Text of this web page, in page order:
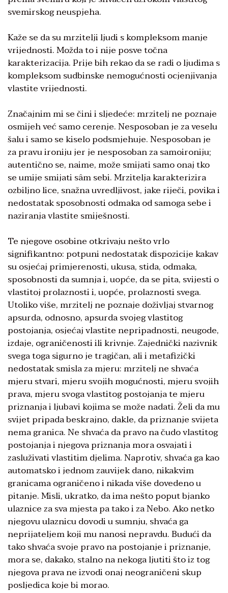
svemirskog neuspjeha.
Kaže se da su mrzitelji ljudi s kompleksom manje
vrijednosti. Možda to i nije posve točna
karakterizacija. Prije bih rekao da se radi o ljudima s
kompleksom sudbinske nemogućnosti ocjenjivanja
vlastite vrijednosti.
Značajnim mi se čini i sljedeće: mrzitelj ne poznaje
osmijeh već samo cerenje. Nesposoban je za veselu
šalu i samo se kiselo podsmjehuje. Nesposoban je
za pravu ironiju jer je nesposoban za samoironiju;
autentično se, naime, može smijati samo onaj tko
se umije smijati sâm sebi. Mrzitelja karakterizira
ozbiljno lice, snažna uvredljivost, jake riječi, povika i
nedostatak sposobnosti odmaka od samoga sebe i
naziranja vlastite smiješnosti.
Te njegove osobine otkrivaju nešto vrlo
signifikantno: potpuni nedostatak dispozicije kakav
su osjećaj primjerenosti, ukusa, stida, odmaka,
sposobnosti da sumnja i, uopće, da se pita, svijesti o
vlastitoj prolaznosti i, uopće, prolaznosti svega.
Utoliko više, mrzitelj ne poznaje doživljaj stvarnog
apsurda, odnosno, apsurda svojeg vlastitog
postojanja, osjećaj vlastite nepripadnosti, neugode,
izdaje, ograničenosti ili krivnje. Zajednički nazivnik
svega toga sigurno je tragičan, ali i metafizički
nedostatak smisla za mjeru: mrzitelj ne shvaća
mjeru stvari, mjeru svojih mogućnosti, mjeru svojih
prava, mjeru svoga vlastitog postojanja te mjeru
priznanja i ljubavi kojima se može nadati. Želi da mu
svijet pripada beskrajno, dakle, da priznanje svijeta
nema granica. Ne shvaća da pravo na čudo vlastitog
postojanja i njegova priznanja mora osvajati i
zasluživati vlastitim djelima. Naprotiv, shvaća ga kao
automatsko i jednom zauvijek dano, nikakvim
granicama ograničeno i nikada više dovedeno u
pitanje. Misli, ukratko, da ima nešto poput bjanko
ulaznice za sva mjesta pa tako i za Nebo. Ako netko
njegovu ulaznicu dovodi u sumnju, shvaća ga
neprijateljem koji mu nanosi nepravdu. Budući da
tako shvaća svoje pravo na postojanje i priznanje,
mora se, dakako, stalno na nekoga ljutiti što iz tog
njegova prava ne izvodi onaj neograničeni skup
posljedica koje bi morao.